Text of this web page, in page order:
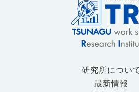
研究所について
最新情報